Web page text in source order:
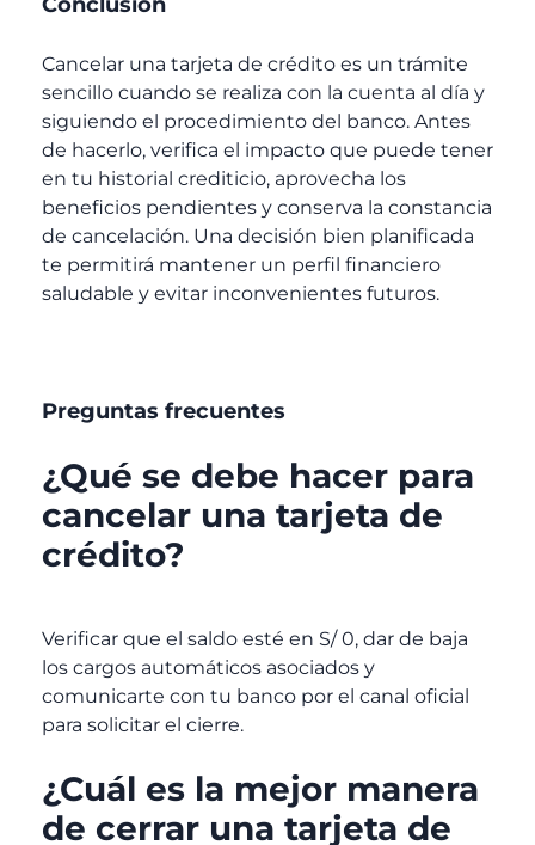
Cancelar una tarjeta de crédito es un trámite
sencillo cuando se realiza con la cuenta al día y
siguiendo el procedimiento del banco. Antes
de hacerlo, verifica el impacto que puede tener
en tu historial crediticio, aprovecha los
beneficios pendientes y conserva la constancia
de cancelación. Una decisión bien planificada
te permitirá mantener un perfil financiero
saludable y evitar inconvenientes futuros.
Preguntas frecuentes
¿Qué se debe hacer para
cancelar una tarjeta de
crédito?
Verificar que el saldo esté en S/ 0, dar de baja
los cargos automáticos asociados y
comunicarte con tu banco por el canal oficial
para solicitar el cierre.
¿Cuál es la mejor manera
de cerrar una tarjeta de